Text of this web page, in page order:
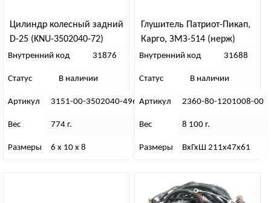
Цилиндр колесный задний
D-25 (KNU-3502040-72)
Внутренний код 31876
Статус В наличии
Артикул 3151-00-3502040-496
Вес 774 г.
Размеры 6 х 10 х 8
Глушитель Патриот-Пикап,
Карго, ЗМЗ-514 (нерж)
Внутренний код 31688
Статус В наличии
Артикул 2360-80-1201008-00
Вес 8 100 г.
Размеры ВхГхШ 211х47х61